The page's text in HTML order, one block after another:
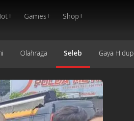
Games+ Shop+
Olahraga Seleb Gaya Hidup